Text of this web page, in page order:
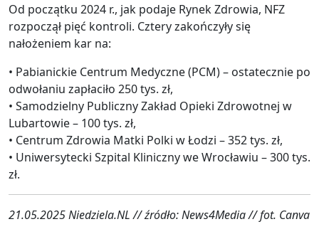
Od początku 2024 r., jak podaje Rynek Zdrowia, NFZ
rozpoczął pięć kontroli. Cztery zakończyły się
nałożeniem kar na:
• Pabianickie Centrum Medyczne (PCM) – ostatecznie po
odwołaniu zapłaciło 250 tys. zł,
• Samodzielny Publiczny Zakład Opieki Zdrowotnej w
Lubartowie – 100 tys. zł,
• Centrum Zdrowia Matki Polki w Łodzi – 352 tys. zł,
• Uniwersytecki Szpital Kliniczny we Wrocławiu – 300 tys.
zł.
21.05.2025 Niedziela.NL // źródło: News4Media // fot. Canva